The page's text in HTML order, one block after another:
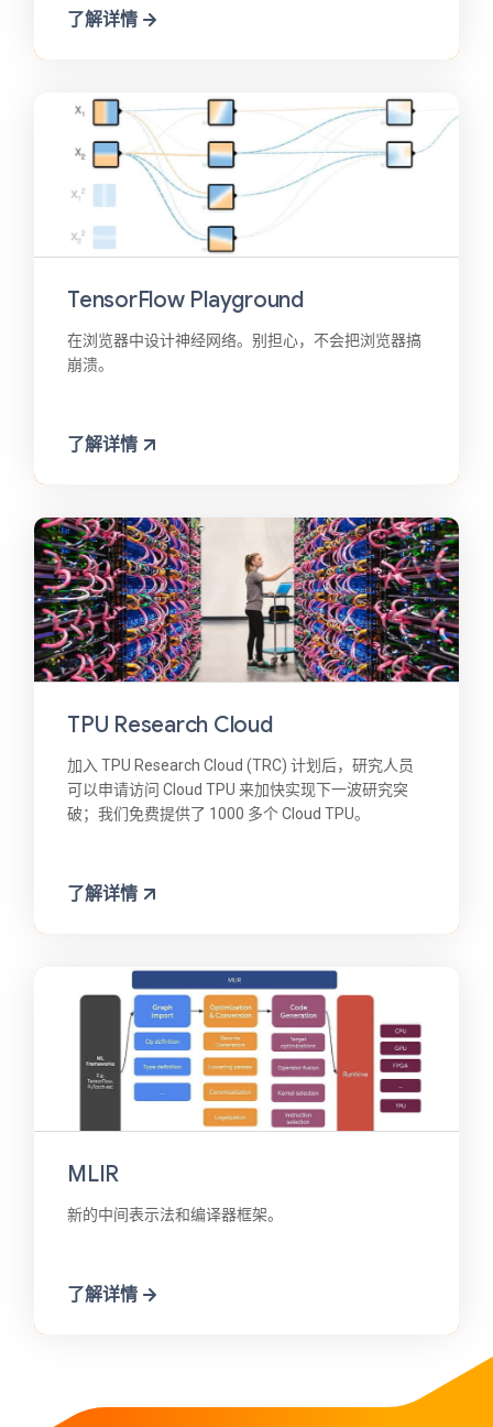
了解详情
TensorFlow Playground
在浏览器中设计神经网络。别担心，不会把浏览器搞
崩溃。
了解详情
TPU Research Cloud
加入 TPU Research Cloud (TRC) 计划后，研究人员
可以申请访问 Cloud TPU 来加快实现下一波研究突
破；我们免费提供了 1000 多个 Cloud TPU。
了解详情
MLIR
新的中间表示法和编译器框架。
了解详情